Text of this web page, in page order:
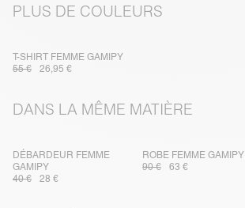
PLUS DE COULEURS
T-SHIRT FEMME GAMIPY
55 €
26,95 €
DANS LA MÊME MATIÈRE
DÉBARDEUR FEMME
GAMIPY
40 €
28 €
ROBE FEMME GAMIPY
90 €
63 €